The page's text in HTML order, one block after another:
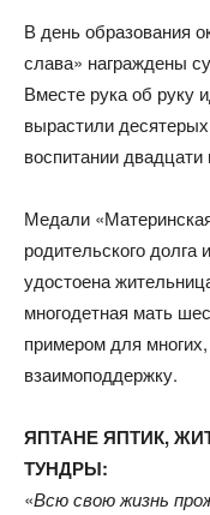
В день образования
слава» награждены
Вместе рука об руку
вырастили
воспитании двадцати
Медали
родительского
удостоена
многодетная мать
примером для
взаимоподдержку.
ЯПТАНЕ ЯПТИК,
ТУНДРЫ:
«Всю свою жизнь